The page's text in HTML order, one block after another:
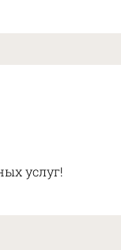
услуг!